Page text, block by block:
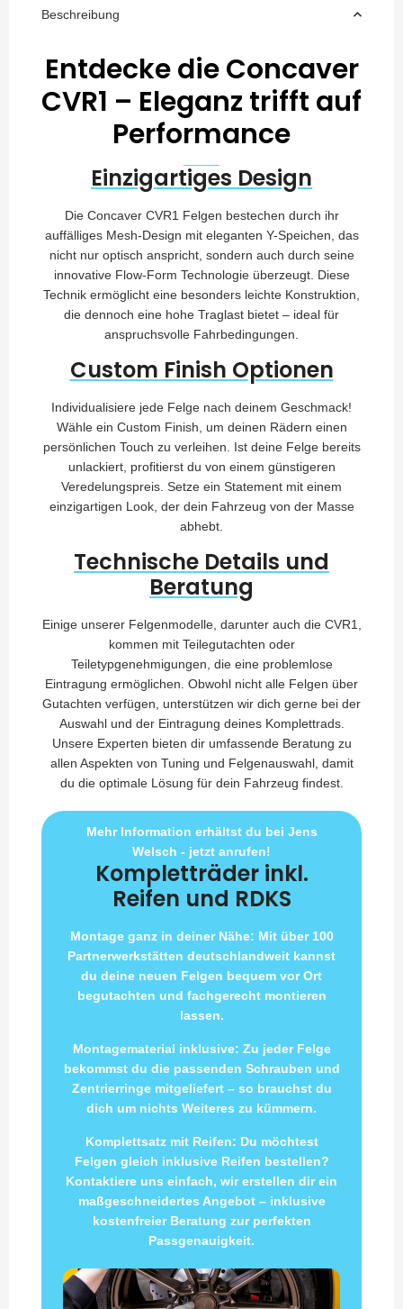
Beschreibung
Entdecke die Concaver
CVR1 – Eleganz trifft auf
Performance
Einzigartiges Design
Die Concaver CVR1 Felgen bestechen durch ihr
auffälliges Mesh-Design mit eleganten Y-Speichen, das
nicht nur optisch anspricht, sondern auch durch seine
innovative Flow-Form Technologie überzeugt. Diese
Technik ermöglicht eine besonders leichte Konstruktion,
die dennoch eine hohe Traglast bietet – ideal für
anspruchsvolle Fahrbedingungen.
Custom Finish Optionen
Individualisiere jede Felge nach deinem Geschmack!
Wähle ein Custom Finish, um deinen Rädern einen
persönlichen Touch zu verleihen. Ist deine Felge bereits
unlackiert, profitierst du von einem günstigeren
Veredelungspreis. Setze ein Statement mit einem
einzigartigen Look, der dein Fahrzeug von der Masse
abhebt.
Technische Details und
Beratung
Einige unserer Felgenmodelle, darunter auch die CVR1,
kommen mit Teilegutachten oder
Teiletypgenehmigungen, die eine problemlose
Eintragung ermöglichen. Obwohl nicht alle Felgen über
Gutachten verfügen, unterstützen wir dich gerne bei der
Auswahl und der Eintragung deines Komplettrads.
Unsere Experten bieten dir umfassende Beratung zu
allen Aspekten von Tuning und Felgenauswahl, damit
du die optimale Lösung für dein Fahrzeug findest.
Mehr Information erhältst du bei Jens
Welsch - jetzt anrufen!
Kompletträder inkl.
Reifen und RDKS
Montage ganz in deiner Nähe: Mit über 100
Partnerwerkstätten deutschlandweit kannst
du deine neuen Felgen bequem vor Ort
begutachten und fachgerecht montieren
lassen.
Montagematerial inklusive: Zu jeder Felge
bekommst du die passenden Schrauben und
Zentrierringe mitgeliefert – so brauchst du
dich um nichts Weiteres zu kümmern.
Komplettsatz mit Reifen: Du möchtest
Felgen gleich inklusive Reifen bestellen?
Kontaktiere uns einfach, wir erstellen dir ein
maßgeschneidertes Angebot – inklusive
kostenfreier Beratung zur perfekten
Passgenauigkeit.